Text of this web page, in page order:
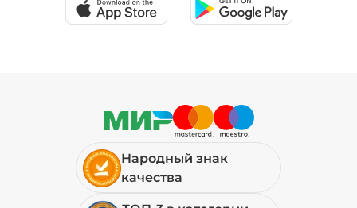
Народный знак
качества